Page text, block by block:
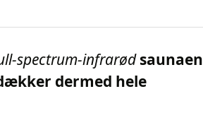
spectrum-infrarødsaunaen
dermed hele